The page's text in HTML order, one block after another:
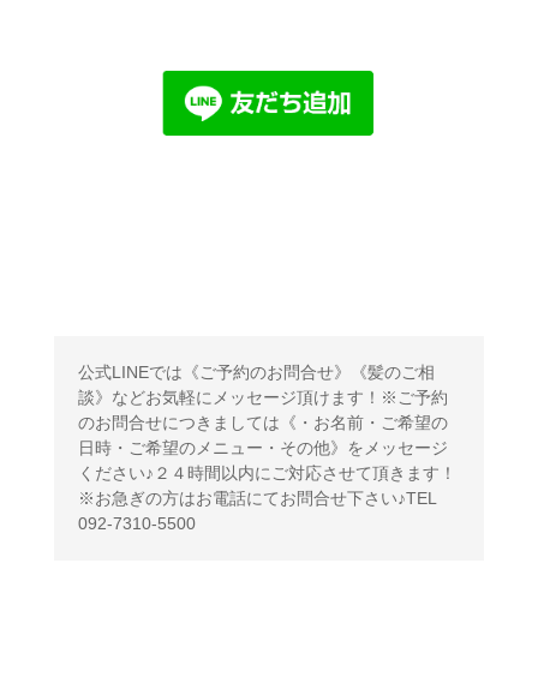
公式LINEでは《ご予約のお問合せ》《髪のご相
談》などお気軽にメッセージ頂けます！※ご予約
のお問合せにつきましては《・お名前・ご希望の
日時・ご希望のメニュー・その他》をメッセージ
ください♪２４時間以内にご対応させて頂きます！
※お急ぎの方はお電話にてお問合せ下さい♪TEL
092-7310-5500